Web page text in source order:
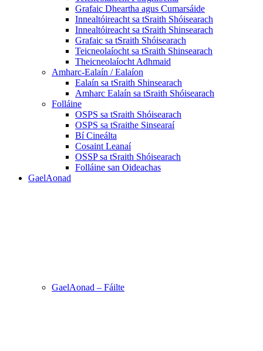
Grafaic Dheartha agus Cumarsáide
Innealtóireacht sa tSraith Shóisearach
Innealtóireacht sa tSraith Shinsearach
Grafaic sa tSraith Shóisearach
Teicneolaíocht sa tSraith Shinsearach
Theicneolaíocht Adhmaid
Amharc-Ealaín / Ealaíon
Ealaín sa tSraith Shinsearach
Amharc Ealaín sa tSraith Shóisearach
Folláine
OSPS sa tSraith Shóisearach
OSPS sa tSraithe Sinsearaí
Bí Cineálta
Cosaint Leanaí
OSSP sa tSraith Shóisearach
Folláine san Oideachas
GaelAonad
GaelAonad – Fáilte